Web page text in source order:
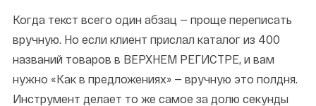
Когда текст всего один абзац — проще переписать
вручную. Но если клиент прислал каталог из 400
названий товаров в ВЕРХНЕМ РЕГИСТРЕ, и вам
нужно «Как в предложениях» — вручную это полдня.
Инструмент делает то же самое за долю секунды